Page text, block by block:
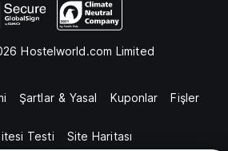
Hostelworld.com Limited
Şartlar & Yasal Kuponlar Fişler
Testi Site Haritası